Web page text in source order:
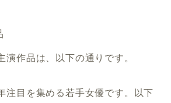
演作品は、以下の通りです。
注目を集める若手女優です。以下